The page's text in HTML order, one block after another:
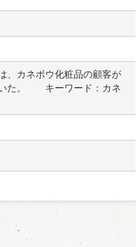
、カネボウ化粧品の顧客が
た。　　キーワード：カネ